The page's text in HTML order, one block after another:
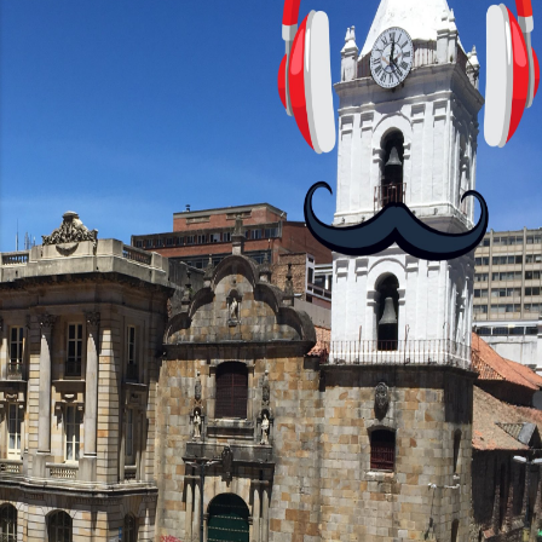
visuales. ¿Será posible que una app que
antes nos enseñó francés, ahora nos
convierta en jugadores de ajedrez? Aún
no podrás jugar contra otros humanos
La aplicación Duolingo fue lanzada en
2012 y cuenta con más de 37 millones
de usuarios activos diarios. Desde 2022,
ha empeza...